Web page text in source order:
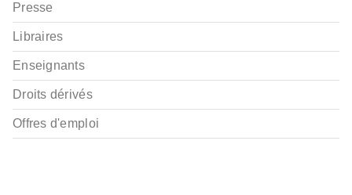
Presse
Libraires
Enseignants
Droits dérivés
Offres d'emploi